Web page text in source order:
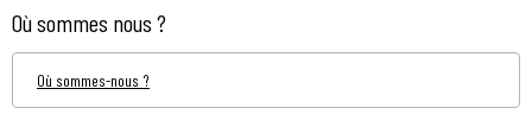
Où sommes nous ?
Où sommes-nous ?